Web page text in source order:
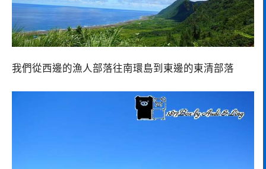
我們從西邊的漁人部落往南環島到東邊的東清部落